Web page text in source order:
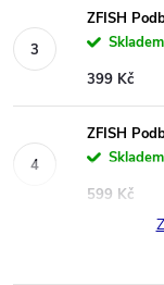
ZFISH
Skladem
399 Kč
ZFISH
Skladem
599 Kč